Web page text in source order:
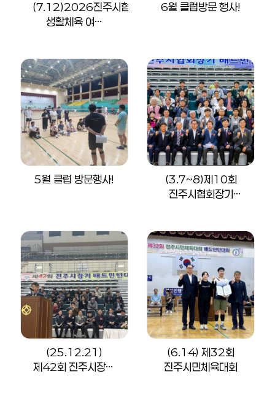
(7.12)2026진주시협회장배
생활체육 여…
6월 클럽방문 행사!
5월 클럽 방문행사!
(3.7~8)제10회
진주시협회장기
(25.12.21)
제42회 진주시장기
(6.14) 제32회
진주시민체육대회